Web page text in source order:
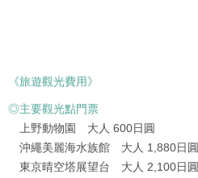
《旅遊觀光費用》
◎主要觀光點門票
上野動物園 大人 600日圓
沖繩美麗海水族館 大人 1,880日圓
東京晴空塔展望台 大人 2,100日圓